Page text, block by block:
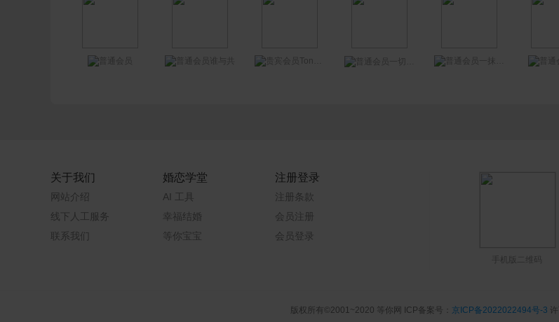
谁与共 Tong大表哥
关于我们
网站介绍
线下人工服务
联系我们
婚恋学堂
AI 工具
幸福结婚
等你宝宝
注册登录
注册条款
会员注册
会员登录
手机版二维码
版权所有©2001~2020 等你网 ICP备案号： 京ICP备2022022494号-3 许